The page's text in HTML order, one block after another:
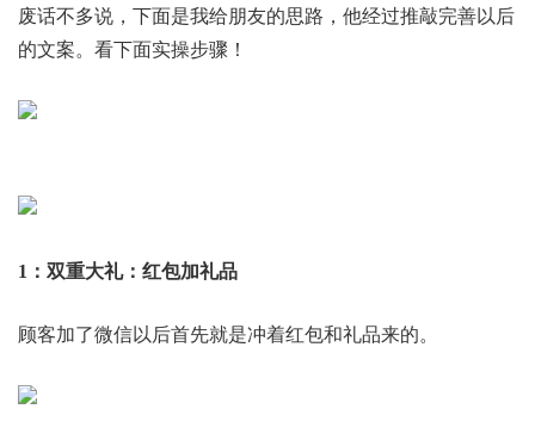
废话不多说，下面是我给朋友的思路，他经过推敲完善以后
的文案。看下面实操步骤！
1：双重大礼：红包加礼品
顾客加了微信以后首先就是冲着红包和礼品来的。